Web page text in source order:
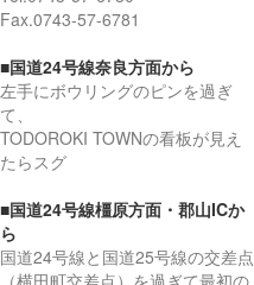
Fax.0743-57-6781
■国道24号線奈良方面から
左手にボウリングのピンを過ぎ
て、
TODOROKI TOWNの看板が見え
たらスグ
■国道24号線橿原方面・郡山ICか
ら
国道24号線と国道25号線の交差点
（横田町交差点）を過ぎて最初の